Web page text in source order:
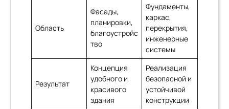
Область
Фасады,
планировки,
благоустройс
тво
Фундаменты,
каркас,
перекрытия,
инженерные
системы
Результат
Концепция
удобного и
красивого
здания
Реализация
безопасной и
устойчивой
конструкции